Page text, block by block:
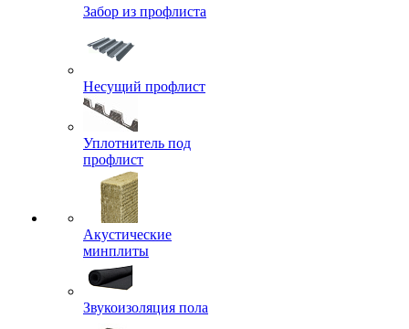
Забор из профлиста
Несущий профлист
Уплотнитель под
профлист
Акустические
минплиты
Звукоизоляция пола